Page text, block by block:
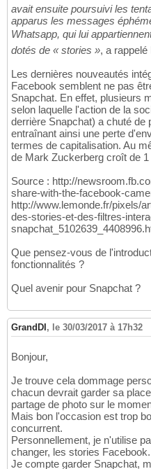
avait ensuite poursuivi les
apparus les messages
Whatsapp, qui lui
dotés de « stories », a rappelé
Les dernières nouveautés
Facebook semblent ne pas
Snapchat. En effet, plusieurs
selon laquelle l'action de la
derrière Snapchat) a chuté de
entraînant ainsi une perte
termes de capitalisation. Au
de Mark Zuckerberg croît de 1
Source : http://
share-with-the-facebook-
http://www.lemonde.fr/pixels/
des-stories-et-des-filtres-
Que pensez-vous de
fonctionnalités ?
Quel avenir pour Snapchat ?
GrandDI , le 30/03/2017 à 17h32
Bonjour,
Je trouve cela dommage
chacun devrait garder sa
partage de photo sur le
Mais bon l'occasion est trop
concurrent.
Personnellement, je n'utilise
changer, les stories Facebook.
Je compte garder Snapchat,